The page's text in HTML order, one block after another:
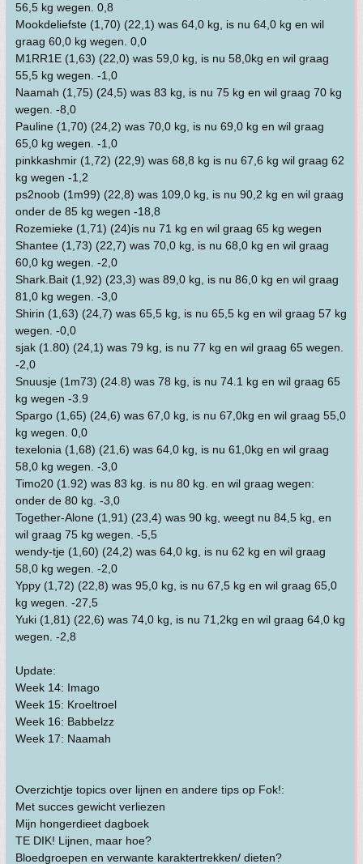
56,5 kg wegen. 0,8
Mookdeliefste (1,70) (22,1) was 64,0 kg, is nu 64,0 kg en wil
graag 60,0 kg wegen. 0,0
M1RR1E (1,63) (22,0) was 59,0 kg, is nu 58,0kg en wil graag
55,5 kg wegen. -1,0
Naamah (1,75) (24,5) was 83 kg, is nu 75 kg en wil graag 70 kg
wegen. -8,0
Pauline (1,70) (24,2) was 70,0 kg, is nu 69,0 kg en wil graag
65,0 kg wegen. -1,0
pinkkashmir (1,72) (22,9) was 68,8 kg is nu 67,6 kg wil graag 62
kg wegen -1,2
ps2noob (1m99) (22,8) was 109,0 kg, is nu 90,2 kg en wil graag
onder de 85 kg wegen -18,8
Rozemieke (1,71) (24)is nu 71 kg en wil graag 65 kg wegen
Shantee (1,73) (22,7) was 70,0 kg, is nu 68,0 kg en wil graag
60,0 kg wegen. -2,0
Shark.Bait (1,92) (23,3) was 89,0 kg, is nu 86,0 kg en wil graag
81,0 kg wegen. -3,0
Shirin (1,63) (24,7) was 65,5 kg, is nu 65,5 kg en wil graag 57 kg
wegen. -0,0
sjak (1.80) (24,1) was 79 kg, is nu 77 kg en wil graag 65 wegen.
-2,0
Snuusje (1m73) (24.8) was 78 kg, is nu 74.1 kg en wil graag 65
kg wegen -3.9
Spargo (1,65) (24,6) was 67,0 kg, is nu 67,0kg en wil graag 55,0
kg wegen. 0,0
texelonia (1,68) (21,6) was 64,0 kg, is nu 61,0kg en wil graag
58,0 kg wegen. -3,0
Timo20 (1.92) was 83 kg. is nu 80 kg. en wil graag wegen:
onder de 80 kg. -3,0
Together-Alone (1,91) (23,4) was 90 kg, weegt nu 84,5 kg, en
wil graag 75 kg wegen. -5,5
wendy-tje (1,60) (24,2) was 64,0 kg, is nu 62 kg en wil graag
58,0 kg wegen. -2,0
Yppy (1,72) (22,8) was 95,0 kg, is nu 67,5 kg en wil graag 65,0
kg wegen. -27,5
Yuki (1,81) (22,6) was 74,0 kg, is nu 71,2kg en wil graag 64,0 kg
wegen. -2,8
Update:
Week 14: Imago
Week 15: Kroeltroel
Week 16: Babbelzz
Week 17: Naamah
Overzichtje topics over lijnen en andere tips op Fok!:
Met succes gewicht verliezen
Mijn hongerdieet dagboek
TE DIK! Lijnen, maar hoe?
Bloedgroepen en verwante karaktertrekken/ dieten?